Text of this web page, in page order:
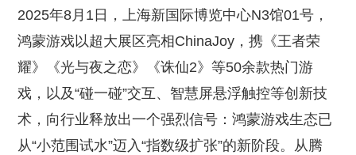
2025年8月1日，上海新国际博览中心N3馆01号，
鸿蒙游戏以超大展区亮相ChinaJoy，携《王者荣
耀》《光与夜之恋》《诛仙2》等50余款热门游
戏，以及“碰一碰”交互、智慧屏悬浮触控等创新技
术，向行业释放出一个强烈信号：鸿蒙游戏生态已
从“小范围试水”迈入“指数级扩张”的新阶段。从腾